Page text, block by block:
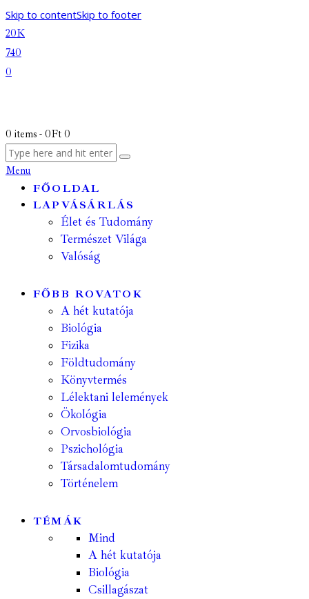
Skip to contentSkip to footer
20K
740
0
0 items - 0Ft 0
Menu
FŐOLDAL
LAPVÁSÁRLÁS
Élet és Tudomány
Természet Világa
Valóság
FŐBB ROVATOK
A hét kutatója
Biológia
Fizika
Földtudomány
Könyvtermés
Lélektani lelemények
Ökológia
Orvosbiológia
Pszichológia
Társadalomtudomány
Történelem
TÉMÁK
Mind
A hét kutatója
Biológia
Csillagászat